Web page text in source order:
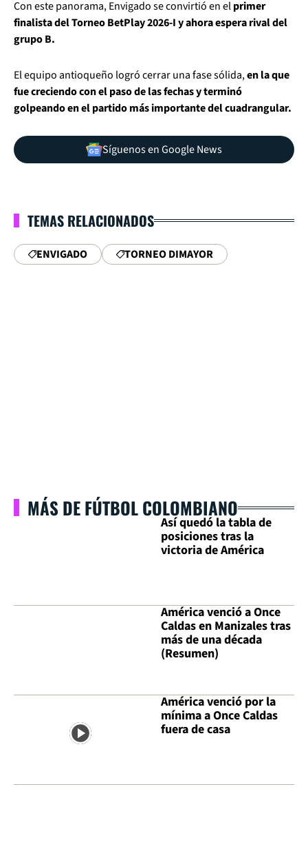
Con este panorama, Envigado se convirtió en elprimer
finalista del Torneo BetPlay 2026-I y ahora espera rival del
grupo B.
El equipo antioqueño logró cerrar una fase sólida,en la que
fue creciendo con el paso de las fechas y terminó
golpeando en el partido más importante del cuadrangular.
Síguenos en Google News
TEMAS RELACIONADOS
ENVIGADO TORNEO DIMAYOR
MÁS DE FÚTBOL COLOMBIANO
Así quedó la tabla de
posiciones tras la
victoria de América
América venció a Once
Caldas en Manizales tras
más de una década
(Resumen)
América venció por la
mínima a Once Caldas
fuera de casa